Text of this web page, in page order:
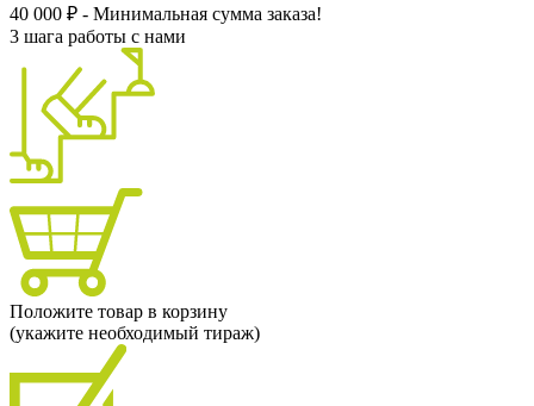
40 000 ₽ - Минимальная сумма заказа!
3 шага работы с нами
Положите товар в корзину
(укажите необходимый тираж)